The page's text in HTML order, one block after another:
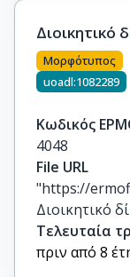
Διοικητικό
Μορφότυπος
uoadl:1082289
Κωδικός
4048
File URL
"https://
Διοικητικό
Τελευταία
πριν από 8